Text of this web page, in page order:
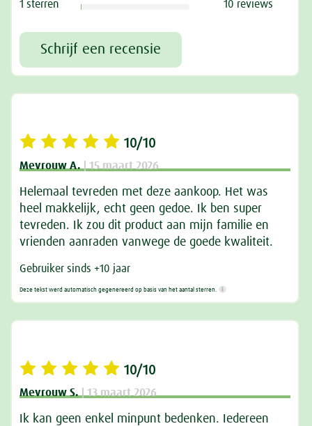
1 sterren 10 reviews
Schrijf een recensie
10/10
Mevrouw A. | 15 maart 2026
Helemaal tevreden met deze aankoop. Het was
heel makkelijk, echt geen gedoe. Ik ben super
tevreden. Ik zou dit product aan mijn familie en
vrienden aanraden vanwege de goede kwaliteit.
Gebruiker sinds +10 jaar
Deze tekst werd automatisch gegenereerd op basis van het aantal sterren.
10/10
Mevrouw S. | 13 maart 2026
Ik kan geen enkel minpunt bedenken. Iedereen